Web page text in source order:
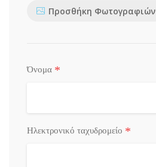
Προσθήκη Φωτογραφιών
Όνομα *
Ηλεκτρονικό ταχυδρομείο *